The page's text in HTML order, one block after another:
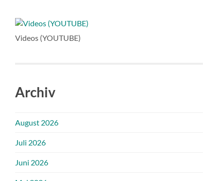
Videos (YOUTUBE)
Archiv
August 2026
Juli 2026
Juni 2026